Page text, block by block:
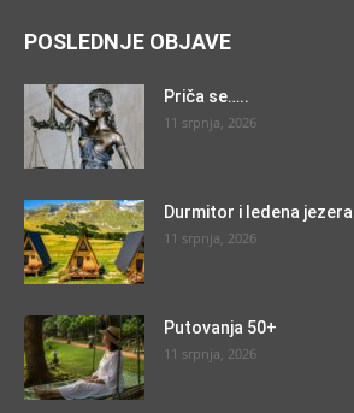
POSLEDNJE OBJAVE
Priča se…..
11 srpnja, 2026
Durmitor i ledena jezera
11 srpnja, 2026
Putovanja 50+
11 srpnja, 2026